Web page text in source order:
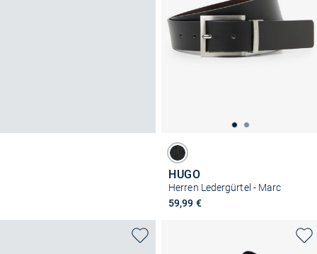
HUGO
Herren Ledergürtel - Marc
59,99 €